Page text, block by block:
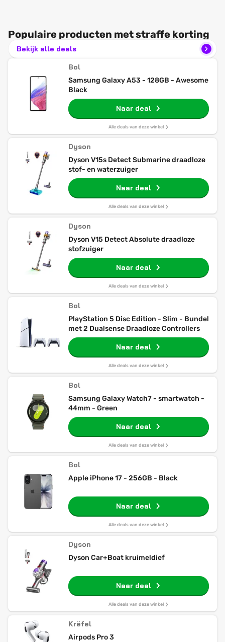
Populaire producten met straffe korting
Bekijk alle deals
Bol
Samsung Galaxy A53 - 128GB - Awesome
Black
Naar deal
Alle deals van deze winkel
Dyson
Dyson V15s Detect Submarine draadloze
stof- en waterzuiger
Naar deal
Alle deals van deze winkel
Dyson
Dyson V15 Detect Absolute draadloze
stofzuiger
Naar deal
Alle deals van deze winkel
Bol
PlayStation 5 Disc Edition - Slim - Bundel
met 2 Dualsense Draadloze Controllers
Naar deal
Alle deals van deze winkel
Bol
Samsung Galaxy Watch7 - smartwatch -
44mm - Green
Naar deal
Alle deals van deze winkel
Bol
Apple iPhone 17 - 256GB - Black
Naar deal
Alle deals van deze winkel
Dyson
Dyson Car+Boat kruimeldief
Naar deal
Alle deals van deze winkel
Krëfel
Airpods Pro 3